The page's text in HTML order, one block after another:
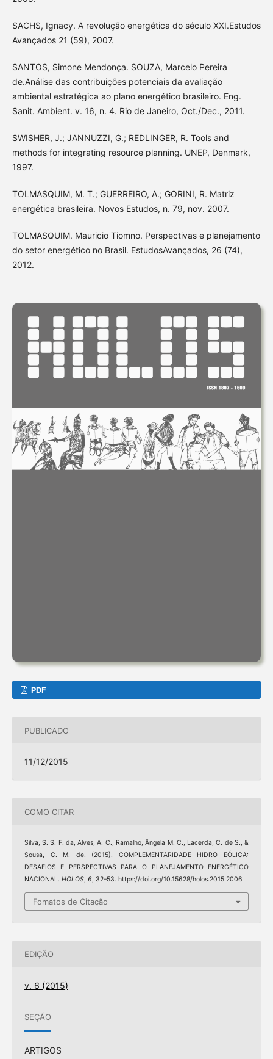
SACHS, Ignacy. A revolução energética do século XXI.Estudos
Avançados 21 (59), 2007.
SANTOS, Simone Mendonça. SOUZA, Marcelo Pereira
de.Análise das contribuições potenciais da avaliação
ambiental estratégica ao plano energético brasileiro. Eng.
Sanit. Ambient. v. 16, n. 4. Rio de Janeiro, Oct./Dec., 2011.
SWISHER, J.; JANNUZZI, G.; REDLINGER, R. Tools and
methods for integrating resource planning. UNEP, Denmark,
1997.
TOLMASQUIM, M. T.; GUERREIRO, A.; GORINI, R. Matriz
energética brasileira. Novos Estudos, n. 79, nov. 2007.
TOLMASQUIM. Mauricio Tiomno. Perspectivas e planejamento
do setor energético no Brasil. EstudosAvançados, 26 (74),
2012.
PDF
PUBLICADO
11/12/2015
COMO CITAR
Silva, S. S. F. da, Alves, A. C., Ramalho, Ângela M. C., Lacerda, C. de S., &
Sousa, C. M. de. (2015). COMPLEMENTARIDADE HIDRO EÓLICA:
DESAFIOS E PERSPECTIVAS PARA O PLANEJAMENTO ENERGÉTICO
NACIONAL. HOLOS, 6, 32–53. https://doi.org/10.15628/holos.2015.2006
Fomatos de Citação
EDIÇÃO
v. 6 (2015)
SEÇÃO
ARTIGOS